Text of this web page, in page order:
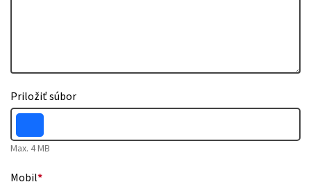
Priložiť súbor
Max. 4 MB
Mobil*